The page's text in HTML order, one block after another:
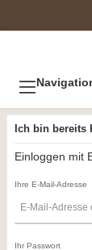
Ich bin bereits
Einloggen mit
Ihre E-Mail-Adresse
Ihr Passwort